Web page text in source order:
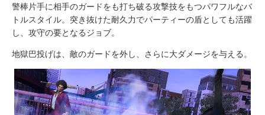
警棒片手に相手のガードをも打ち破る攻撃技をもつパワフルなバ
トルスタイル。突き抜けた耐久力でパーティーの盾としても活躍
し、攻守の要となるジョブ。
地獄巴投げは、敵のガードを外し、さらに大ダメージを与える。